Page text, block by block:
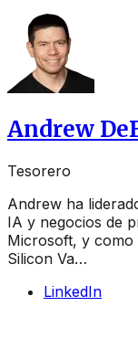
Andrew
Tesorero
Andrew ha
IA y negocios de
Microsoft, y
Silicon Va…
LinkedIn